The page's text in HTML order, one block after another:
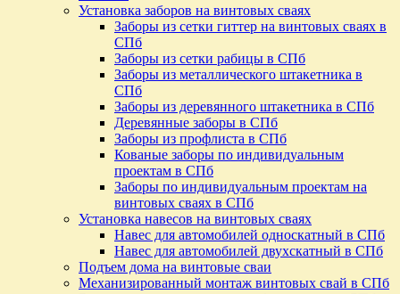
Установка заборов на винтовых сваях
Заборы из сетки гиттер на винтовых сваях в
СПб
Заборы из сетки рабицы в СПб
Заборы из металлического штакетника в
СПб
Заборы из деревянного штакетника в СПб
Деревянные заборы в СПб
Заборы из профлиста в СПб
Кованые заборы по индивидуальным
проектам в СПб
Заборы по индивидуальным проектам на
винтовых сваях в СПб
Установка навесов на винтовых сваях
Навес для автомобилей односкатный в СПб
Навес для автомобилей двухскатный в СПб
Подъем дома на винтовые сваи
Механизированный монтаж винтовых свай в СПб